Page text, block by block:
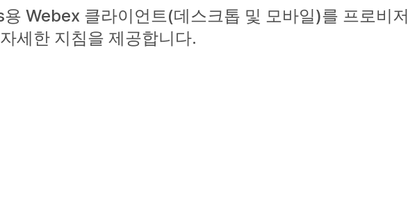
Webex 클라이언트(데스크톱 및 모바일)를 프로비저
세한 지침을 제공합니다.